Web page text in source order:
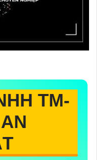
TM-